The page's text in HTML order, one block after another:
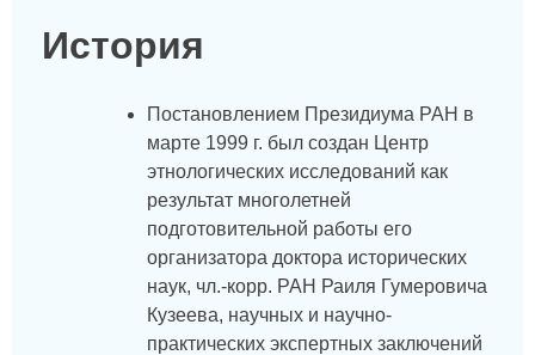
История
Постановлением Президиума РАН в
марте 1999 г. был создан Центр
этнологических исследований как
результат многолетней
подготовительной работы его
организатора доктора исторических
наук, чл.-корр. РАН Раиля Гумеровича
Кузеева, научных и научно-
практических экспертных заключений